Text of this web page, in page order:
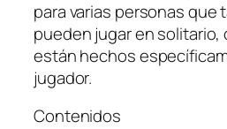
para varias personas que
pueden jugar en solitario,
están hechos
jugador.
Contenidos